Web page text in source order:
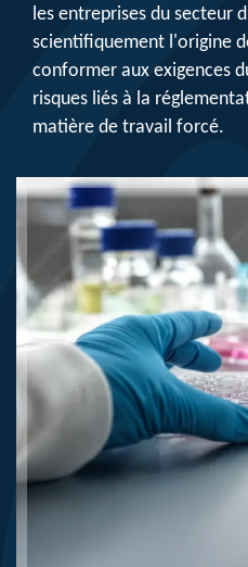
les entreprises du secteur
scientifiquement l'origine
conformer aux exigences
risques liés à la
matière de travail forcé.